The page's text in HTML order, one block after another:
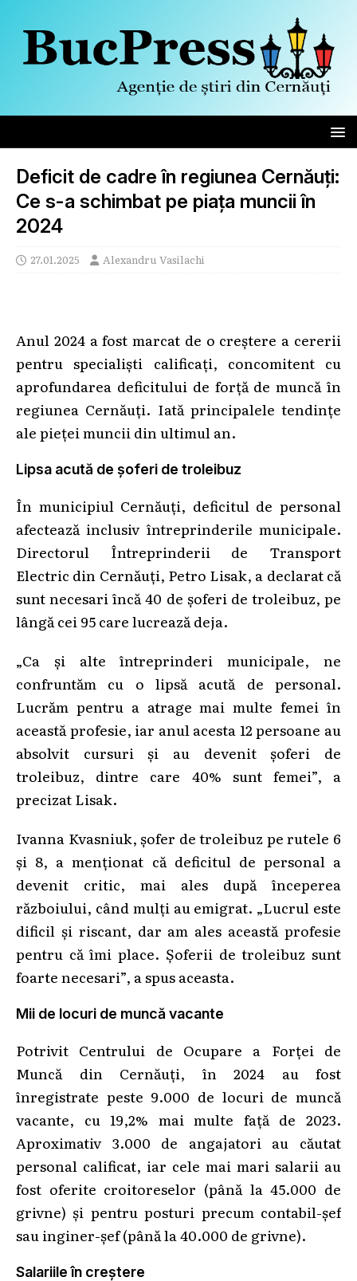
Deficit de cadre în regiunea Cernăuți:
Ce s-a schimbat pe piața muncii în
2024
27.01.2025 Alexandru Vasilachi
Anul 2024 a fost marcat de o creștere a cererii
pentru specialiști calificați, concomitent cu
aprofundarea deficitului de forță de muncă în
regiunea Cernăuți. Iată principalele tendințe
ale pieței muncii din ultimul an.
Lipsa acută de șoferi de troleibuz
În municipiul Cernăuți, deficitul de personal
afectează inclusiv întreprinderile municipale.
Directorul Întreprinderii de Transport
Electric din Cernăuți, Petro Lisak, a declarat că
sunt necesari încă 40 de șoferi de troleibuz, pe
lângă cei 95 care lucrează deja.
„Ca și alte întreprinderi municipale, ne
confruntăm cu o lipsă acută de personal.
Lucrăm pentru a atrage mai multe femei în
această profesie, iar anul acesta 12 persoane au
absolvit cursuri și au devenit șoferi de
troleibuz, dintre care 40% sunt femei”, a
precizat Lisak.
Ivanna Kvasniuk, șofer de troleibuz pe rutele 6
și 8, a menționat că deficitul de personal a
devenit critic, mai ales după începerea
războiului, când mulți au emigrat. „Lucrul este
dificil și riscant, dar am ales această profesie
pentru că îmi place. Șoferii de troleibuz sunt
foarte necesari”, a spus aceasta.
Mii de locuri de muncă vacante
Potrivit Centrului de Ocupare a Forței de
Muncă din Cernăuți, în 2024 au fost
înregistrate peste 9.000 de locuri de muncă
vacante, cu 19,2% mai multe față de 2023.
Aproximativ 3.000 de angajatori au căutat
personal calificat, iar cele mai mari salarii au
fost oferite croitoreselor (până la 45.000 de
grivne) și pentru posturi precum contabil-șef
sau inginer-șef (până la 40.000 de grivne).
Salariile în creștere